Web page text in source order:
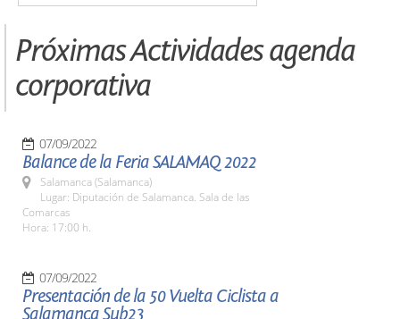
Próximas Actividades agenda
corporativa
07/09/2022
Balance de la Feria SALAMAQ 2022
Salamanca (Salamanca)
Lugar: Diputación de Salamanca. Sala de las
Comarcas
Hora: 17:00 h.
07/09/2022
Presentación de la 50 Vuelta Ciclista a
Salamanca Sub23